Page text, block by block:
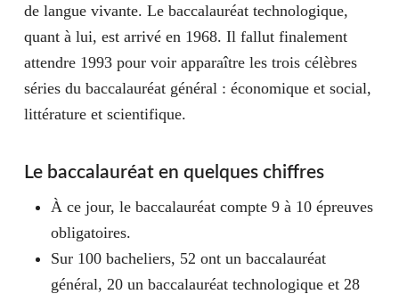
de langue vivante. Le baccalauréat technologique,
quant à lui, est arrivé en 1968. Il fallut finalement
attendre 1993 pour voir apparaître les trois célèbres
séries du baccalauréat général : économique et social,
littérature et scientifique.
Le baccalauréat en quelques chiffres
À ce jour, le baccalauréat compte 9 à 10 épreuves
obligatoires.
Sur 100 bacheliers, 52 ont un baccalauréat
général, 20 un baccalauréat technologique et 28